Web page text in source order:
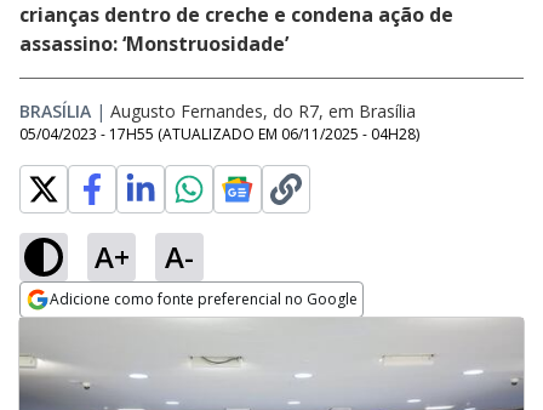
crianças dentro de creche e condena ação de
assassino: ‘Monstruosidade’
BRASÍLIA | Augusto Fernandes, do R7, em Brasília
05/04/2023 - 17H55 (ATUALIZADO EM 06/11/2025 - 04H28)
A+ A-
Adicione como fonte preferencial no Google